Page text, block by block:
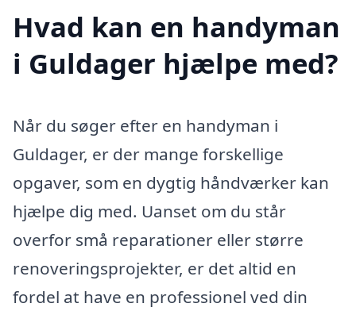
Hvad kan en handyman
i Guldager hjælpe med?
Når du søger efter en handyman i
Guldager, er der mange forskellige
opgaver, som en dygtig håndværker kan
hjælpe dig med. Uanset om du står
overfor små reparationer eller større
renoveringsprojekter, er det altid en
fordel at have en professionel ved din